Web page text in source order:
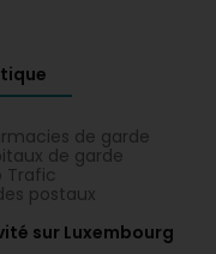
de garde
de garde
Trafic
postaux
sur Luxembourg